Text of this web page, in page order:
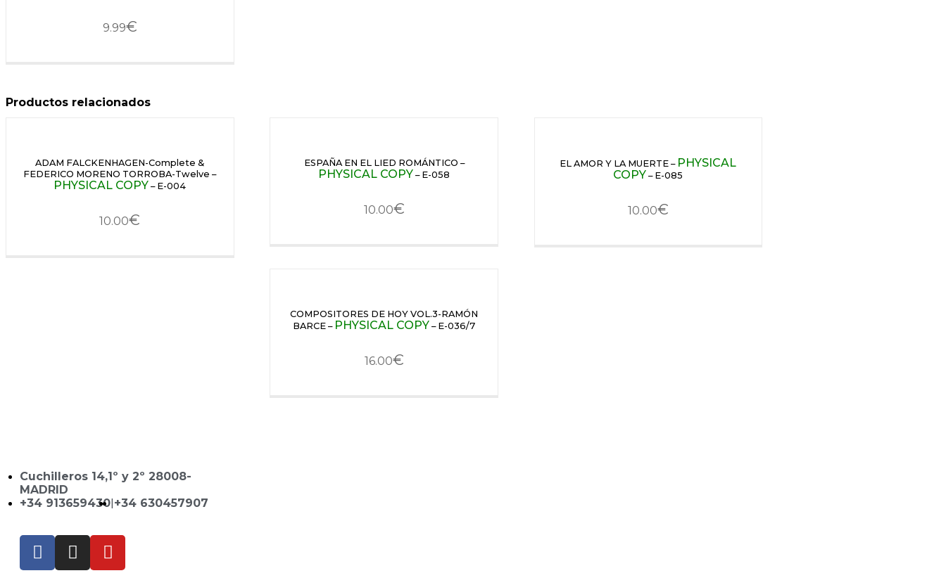
9.99€
Productos relacionados
ADAM FALCKENHAGEN-Complete &
FEDERICO MORENO TORROBA-Twelve –
PHYSICAL COPY – E-004
10.00€
ESPAÑA EN EL LIED ROMÁNTICO –
PHYSICAL COPY – E-058
10.00€
EL AMOR Y LA MUERTE – PHYSICAL
COPY – E-085
10.00€
COMPOSITORES DE HOY VOL.3-RAMÓN
BARCE – PHYSICAL COPY – E-036/7
16.00€
Cuchilleros 14,1º y 2º 28008-
MADRID
+34 913659430|+34 630457907